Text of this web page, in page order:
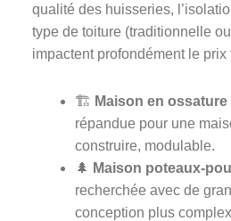
qualité des huisseries,
type de toiture (traditionnelle
impactent profondément le prix
🏗️ Maison en
répandue pour une
construire, modulable.
🌲 Maison poteaux-
recherchée avec de
conception plus